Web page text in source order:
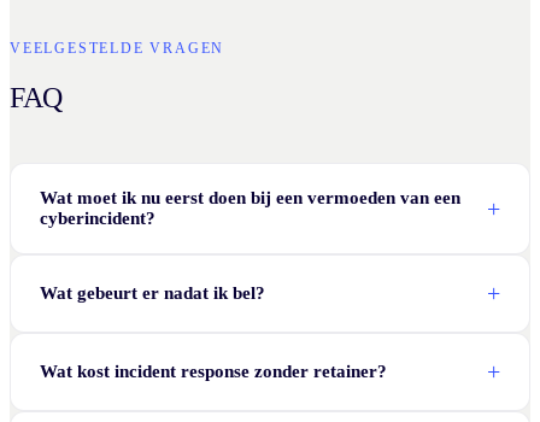
VEELGESTELDE VRAGEN
FAQ
Wat moet ik nu eerst doen bij een vermoeden van een
cyberincident?
Wat gebeurt er nadat ik bel?
Wat kost incident response zonder retainer?